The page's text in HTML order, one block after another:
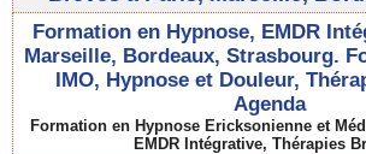
Formation en Hypnose, EMDR
Marseille, Bordeaux, Strasbourg.
IMO, Hypnose et Douleur,
Agenda
Formation en Hypnose Ericksonienne et
EMDR Intégrative, Thérapies